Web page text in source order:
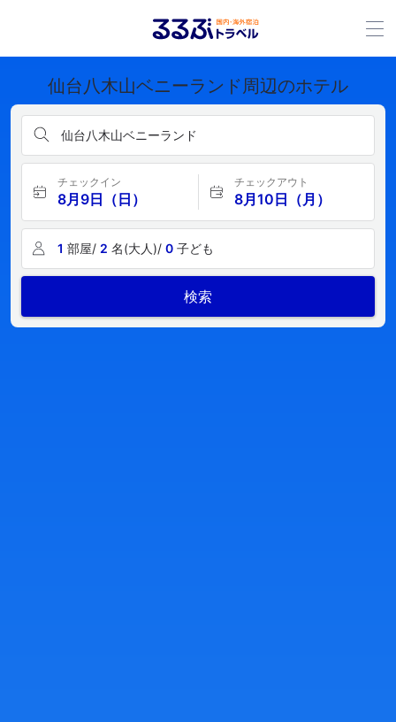
仙台八木山ベニーランド周辺のホテル
仙台八木山ベニーランド
チェックイン
8月9日（日）
チェックアウト
8月10日（月）
1 部屋/ 2 名(大人)/ 0 子ども
検索